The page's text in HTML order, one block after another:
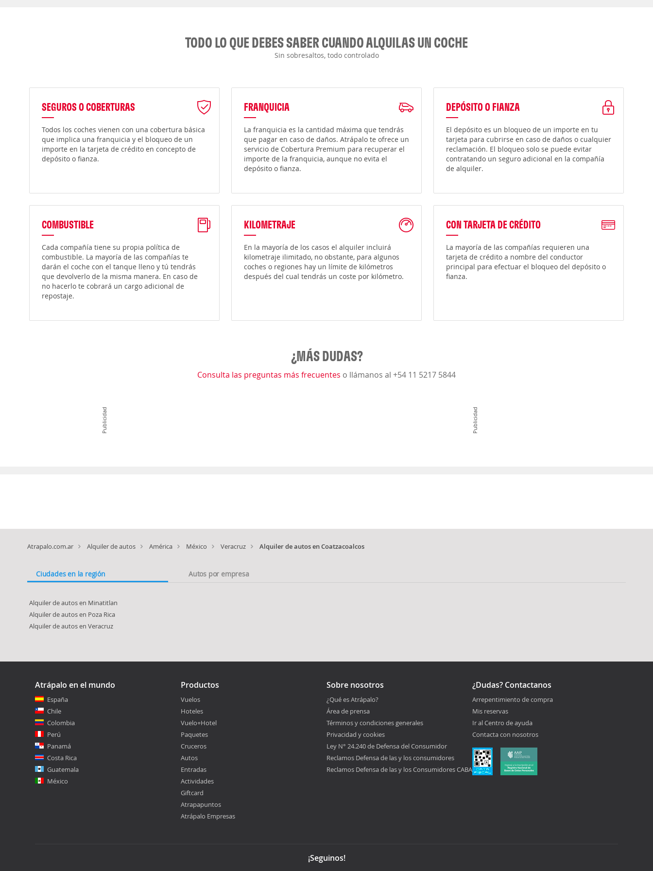
TODO LO QUE DEBES SABER CUANDO ALQUILAS UN COCHE
Sin sobresaltos, todo controlado
SEGUROS O COBERTURAS
Todos los coches vienen con una cobertura básica
que implica una franquicia y el bloqueo de un
importe en la tarjeta de crédito en concepto de
depósito o fianza.
FRANQUICIA
La franquicia es la cantidad máxima que tendrás
que pagar en caso de daños. Atrápalo te ofrece un
servicio de Cobertura Premium para recuperar el
importe de la franquicia, aunque no evita el
depósito o fianza.
DEPÓSITO O FIANZA
El depósito es un bloqueo de un importe en tu
tarjeta para cubrirse en caso de daños o cualquier
reclamación. El bloqueo solo se puede evitar
contratando un seguro adicional en la compañía
de alquiler.
COMBUSTIBLE
Cada compañía tiene su propia política de
combustible. La mayoría de las compañías te
darán el coche con el tanque lleno y tú tendrás
que devolverlo de la misma manera. En caso de
no hacerlo te cobrará un cargo adicional de
repostaje.
KILOMETRAJE
En la mayoría de los casos el alquiler incluirá
kilometraje ilimitado, no obstante, para algunos
coches o regiones hay un límite de kilómetros
después del cual tendrás un coste por kilómetro.
CON TARJETA DE CRÉDITO
La mayoría de las compañías requieren una
tarjeta de crédito a nombre del conductor
principal para efectuar el bloqueo del depósito o
fianza.
¿MÁS DUDAS?
Consulta las preguntas más frecuentes o llámanos al +54 11 5217 5844
Publicidad Publicidad
Atrapalo.com.ar Alquiler de autos América México Veracruz Alquiler de autos en Coatzacoalcos
Ciudades en la región Autos por empresa
Alquiler de autos en Minatitlan
Alquiler de autos en Poza Rica
Alquiler de autos en Veracruz
Atrápalo en el mundo
España
Chile
Colombia
Perú
Panamá
Costa Rica
Guatemala
México
Productos
Vuelos
Hoteles
Vuelo+Hotel
Paquetes
Cruceros
Autos
Entradas
Actividades
Giftcard
Atrapapuntos
Atrápalo Empresas
Sobre nosotros
¿Qué es Atrápalo?
Área de prensa
Términos y condiciones generales
Privacidad y cookies
Ley N° 24.240 de Defensa del Consumidor
Reclamos Defensa de las y los consumidores
Reclamos Defensa de las y los Consumidores CABA
¿Dudas? Contactanos
Arrepentimiento de compra
Mis reservas
Ir al Centro de ayuda
Contacta con nosotros
¡Seguinos!